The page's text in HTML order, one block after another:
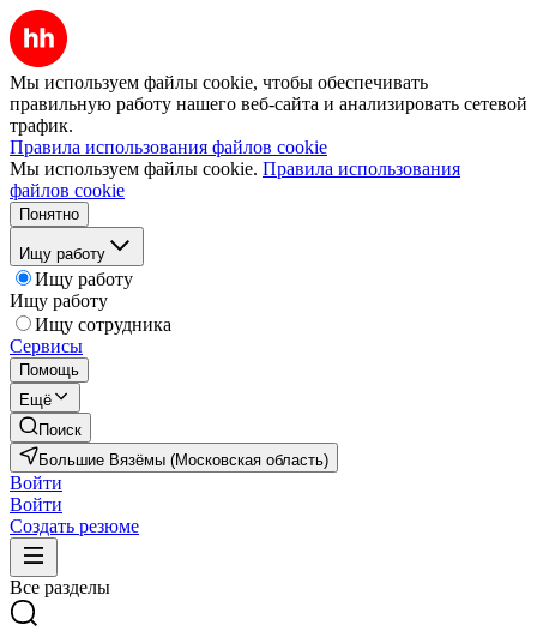
Мы используем файлы cookie, чтобы обеспечивать
правильную работу нашего веб-сайта и анализировать сетевой
трафик.
Правила использования файлов cookie
Мы используем файлы cookie. Правила использования
файлов cookie
Понятно
Ищу работу
Ищу работу
Ищу работу
Ищу сотрудника
Сервисы
Помощь
Ещё
Поиск
Большие Вязёмы (Московская область)
Войти
Войти
Создать резюме
Все разделы